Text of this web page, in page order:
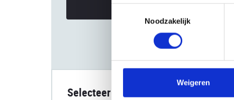
Noodzakelijk
Weigeren
Uw reisgezelschap
Selecteer datum